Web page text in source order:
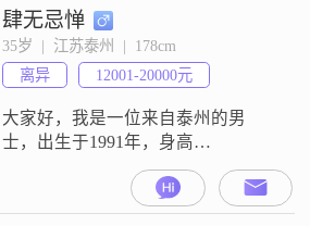
历，在学习和工作中我一直保持着
认真负责的态度##3002##说到我的
性格特点，我觉得自己最大的优点
就是温柔体贴，善于理解他人的感
受，共情能力比
肆无忌惮
35岁  |  江苏泰州  |  178cm
离异
12001-20000元
大家好，我是一位来自泰州的男
士，出生于1991年，身高
178cm##3002##我在工作中努力进
取，目前月收入在12001到20000元
之间##3002##虽然我的学历是大